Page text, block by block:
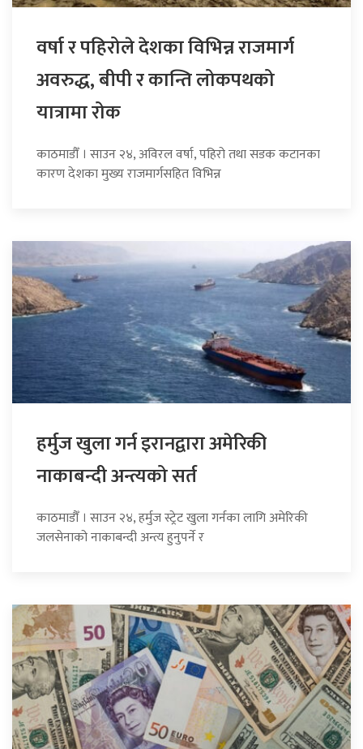
वर्षा र पहिरोले देशका विभिन्न राजमार्ग
अवरुद्ध, बीपी र कान्ति लोकपथको
यात्रामा रोक
काठमाडौँ । साउन २४, अविरल वर्षा, पहिरो तथा सडक कटानका
कारण देशका मुख्य राजमार्गसहित विभिन्न
हर्मुज खुला गर्न इरानद्वारा अमेरिकी
नाकाबन्दी अन्त्यको सर्त
काठमाडौँ । साउन २४, हर्मुज स्ट्रेट खुला गर्नका लागि अमेरिकी
जलसेनाको नाकाबन्दी अन्त्य हुनुपर्ने र